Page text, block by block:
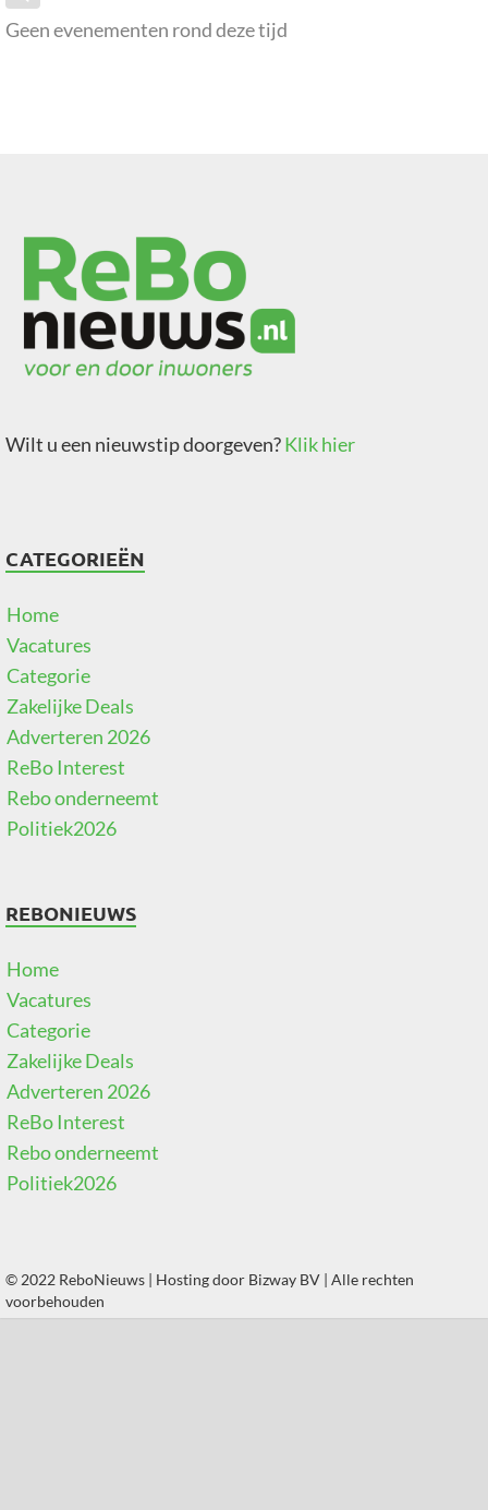
Geen evenementen rond deze tijd
Wilt u een nieuwstip doorgeven?Klik hier
CATEGORIEËN
Home
Vacatures
Categorie
Zakelijke Deals
Adverteren 2026
ReBo Interest
Rebo onderneemt
Politiek2026
REBONIEUWS
Home
Vacatures
Categorie
Zakelijke Deals
Adverteren 2026
ReBo Interest
Rebo onderneemt
Politiek2026
© 2022 ReboNieuws | Hosting door Bizway BV | Alle rechten
voorbehouden